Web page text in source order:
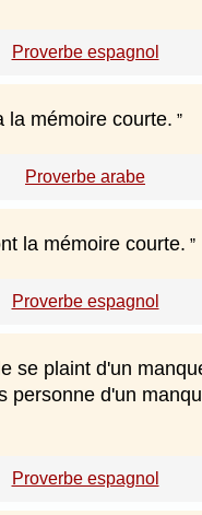
Proverbe espagnol
la mémoire courte.
Proverbe arabe
la mémoire courte.
Proverbe espagnol
se plaint d'un
personne d'un
Proverbe espagnol